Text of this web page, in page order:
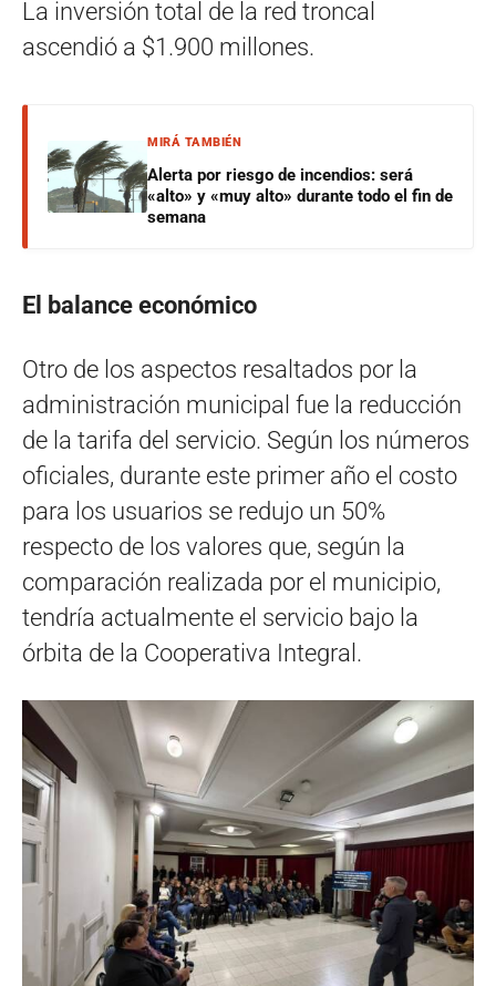
La inversión total de la red troncal
ascendió a $1.900 millones.
MIRÁ TAMBIÉN
Alerta por riesgo de incendios: será
«alto» y «muy alto» durante todo el fin de
semana
El balance económico
Otro de los aspectos resaltados por la
administración municipal fue la reducción
de la tarifa del servicio. Según los números
oficiales, durante este primer año el costo
para los usuarios se redujo un 50%
respecto de los valores que, según la
comparación realizada por el municipio,
tendría actualmente el servicio bajo la
órbita de la Cooperativa Integral.